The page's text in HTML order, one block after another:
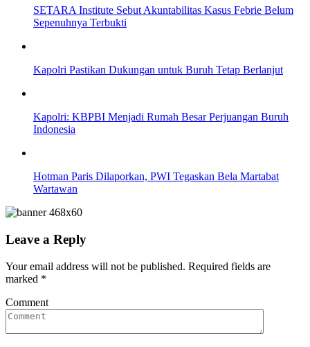
SETARA Institute Sebut Akuntabilitas Kasus Febrie Belum
Sepenuhnya Terbukti
Kapolri Pastikan Dukungan untuk Buruh Tetap Berlanjut
Kapolri: KBPBI Menjadi Rumah Besar Perjuangan Buruh
Indonesia
Hotman Paris Dilaporkan, PWI Tegaskan Bela Martabat
Wartawan
Leave a Reply
Your email address will not be published. Required fields are
marked *
Comment